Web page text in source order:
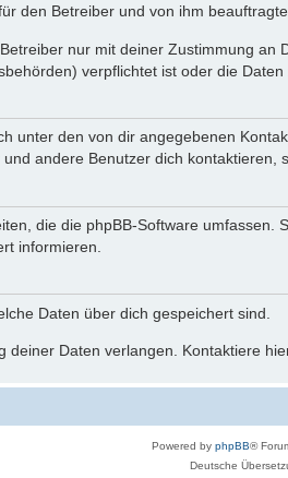
den Betreiber und von ihm
nur mit deiner Zustimmung
verpflichtet ist oder die
unter den von dir angegebenen
andere Benutzer dich
die die phpBB-Software
informieren.
Daten über dich gespeichert sind.
Daten verlangen. Kontaktiere
Powered by phpBB®
Deutsche